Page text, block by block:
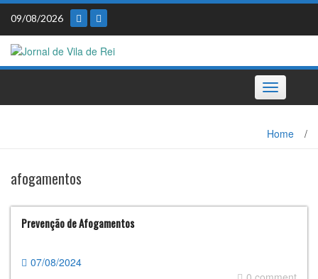
Skip
content
09/08/2026
Toggle
navigation
Home /
afogamentos
Prevenção de Afogamentos
07/08/2024